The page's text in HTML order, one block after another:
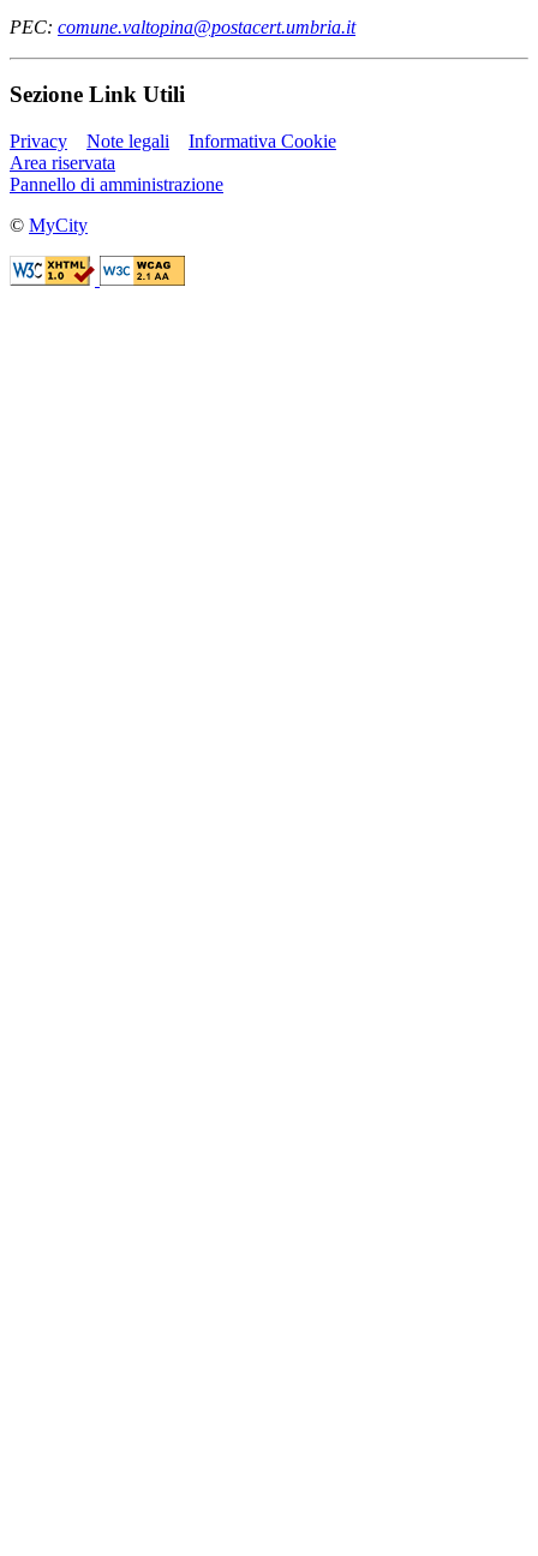
PEC: comune.valtopina@postacert.umbria.it
Sezione Link Utili
Privacy Note legali
Informativa Cookie
Area riservata
Pannello di amministrazione
© MyCity